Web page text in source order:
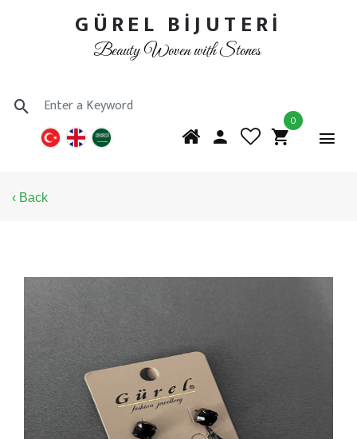
GÜREL BİJUTERİ
Beauty Woven with Stones
0
‹ Back